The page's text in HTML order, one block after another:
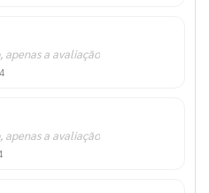
a avaliação
a avaliação